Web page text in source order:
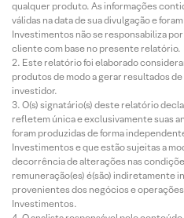
qualquer produto. As informações
válidas na data de sua divulgação e
Investimentos não se responsabiliza
cliente com base no presente relatório.
Este relatório foi elaborado
produtos de modo a gerar resultados
investidor.
O(s) signatário(s) deste relatório
refletem única e exclusivamente suas
foram produzidas de forma
Investimentos e que estão sujeitas a
decorrência de alterações nas
remuneração(es) é(são) indiretamente
provenientes dos negócios e
Investimentos.